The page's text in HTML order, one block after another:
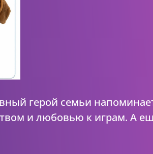
герой семьи
и любовью к играм. А